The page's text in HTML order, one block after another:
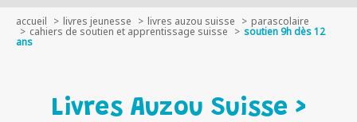
accueil livres jeunesse livres auzou suisse parascolaire
cahiers de soutien et apprentissage suisse soutien 9h dès 12
ans
Livres Auzou Suisse >